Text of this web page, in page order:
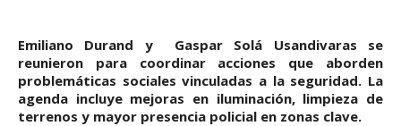
Emiliano Durand y Gaspar Solá Usandivaras se
reunieron para coordinar acciones que aborden
problemáticas sociales vinculadas a la seguridad. La
agenda incluye mejoras en iluminación, limpieza de
terrenos y mayor presencia policial en zonas clave.